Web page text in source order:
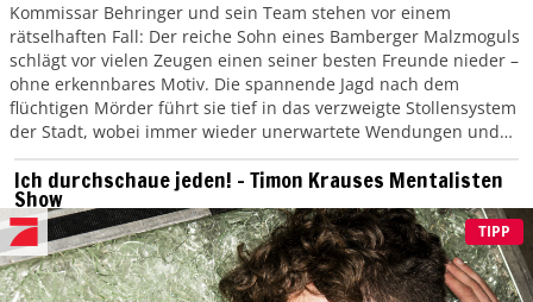
Kommissar Behringer und sein Team stehen vor einem
rätselhaften Fall: Der reiche Sohn eines Bamberger Malzmoguls
schlägt vor vielen Zeugen einen seiner besten Freunde nieder –
ohne erkennbares Motiv. Die spannende Jagd nach dem
flüchtigen Mörder führt sie tief in das verzweigte Stollensystem
der Stadt, wobei immer wieder unerwartete Wendungen und
neue Geheimnisse ans Licht kommen.
Ich durchschaue jeden! – Timon Krauses Mentalisten
Show
TIPP